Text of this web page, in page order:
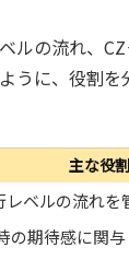
ルの流れ、
うに、役割を
主な役割
レベルの流れを
の期待感に関与